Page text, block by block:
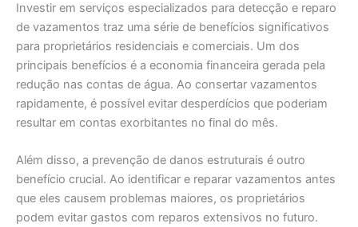
Investir em serviços especializados para detecção e reparo
de vazamentos traz uma série de benefícios significativos
para proprietários residenciais e comerciais. Um dos
principais benefícios é a economia financeira gerada pela
redução nas contas de água. Ao consertar vazamentos
rapidamente, é possível evitar desperdícios que poderiam
resultar em contas exorbitantes no final do mês.
Além disso, a prevenção de danos estruturais é outro
benefício crucial. Ao identificar e reparar vazamentos antes
que eles causem problemas maiores, os proprietários
podem evitar gastos com reparos extensivos no futuro.